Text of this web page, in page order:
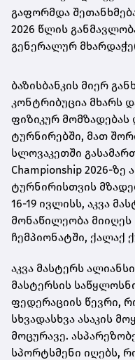
გაფორმდა
2026 წლის
გენერალურ
ბაზისბანკის მიერ
კონტრიბუცია მხარს
ფიზიკურ
ტურნირებში, მათ
სლოვაკეთში
Championship 2026-ზე
ტურნირისთვის
16-19 ივლისს, აკვა
მონაწილეობა
ჩემპიონატში, ქალაქ
აკვა მასტერს
მასტერსის
ფედერაციის წევრი,
სხვადასხვა ასაკის
მოცურავე.
სპორტსმენი იღებს,